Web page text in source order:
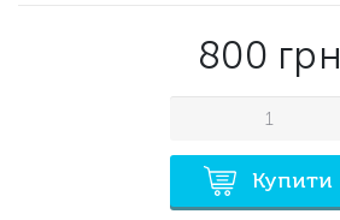
800 грн
Купити